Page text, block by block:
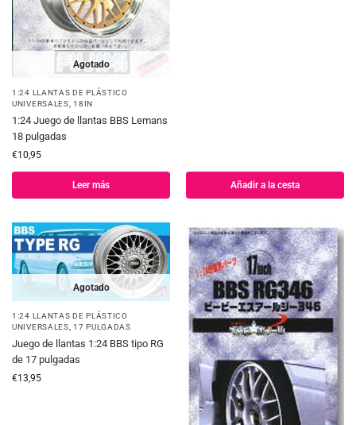
Agotado
1:24 LLANTAS DE PLÁSTICO
UNIVERSALES
18IN
1:24 Juego de llantas BBS Lemans
18 pulgadas
€10,95
Leer más Añadir a la cesta
Agotado
1:24 LLANTAS DE PLÁSTICO
UNIVERSALES, 17 PULGADAS
Juego de llantas 1:24 BBS tipo RG
de 17 pulgadas
€13,95